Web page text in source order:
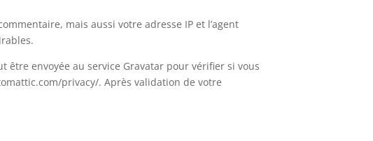
mais aussi votre adresse IP et l’agent
être envoyée au service Gravatar pour vérifier si vous
privacy/. Après validation de votre